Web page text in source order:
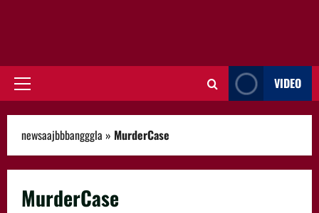
Primary
VIDEO
newsaajbbbangggla » MurderCase
MurderCase